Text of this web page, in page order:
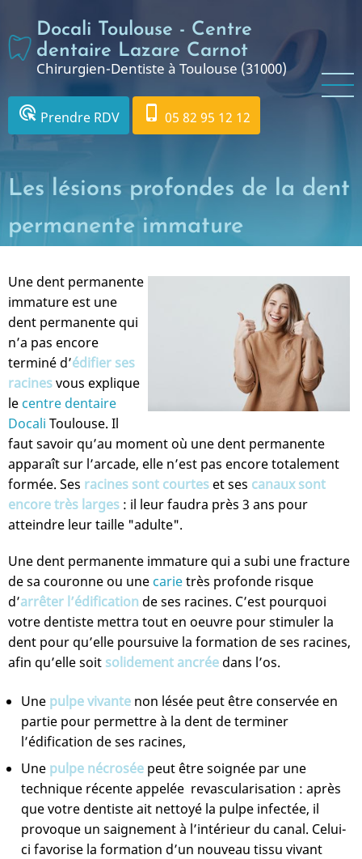
contenu
principal
Docali Toulouse - Centre
dentaire Lazare Carnot
Chirurgien-Dentiste à Toulouse (31000)
ads_click Prendre RDV phone_iphone 05 82 95 12 12
Les lésions profondes de la dent
permanente immature
Une dent permanente
immature est une
dent permanente qui
n’a pas encore
terminé d’édifier ses
racinesvous explique
le centre dentaire
Docali Toulouse. Il
faut savoir qu’au moment où une dent permanente
apparaît sur l’arcade, elle n’est pas encore totalement
formée. Ses racines sont courtes et ses canaux sont
encore très larges : il leur faudra près 3 ans pour
atteindre leur taille "adulte".
Une dent permanente immature qui a subi une fracture
de sa couronne ou une carietrès profonde risque
d’arrêter l’édification de ses racines. C’est pourquoi
votre dentiste mettra tout en oeuvre pour stimuler la
dent pour qu’elle poursuive la formation de ses racines,
afin qu’elle soit solidement ancrée dans l’os.
Une pulpe vivante non lésée peut être conservée en
partie pour permettre à la dent de terminer
l’édification de ses racines,
Une pulpe nécrosée peut être soignée par une
technique récente appelée revascularisation : après
que votre dentiste ait nettoyé la pulpe infectée, il
provoque un saignement à l’intérieur du canal. Celui-
ci favorise la formation d’un nouveau tissu vivant